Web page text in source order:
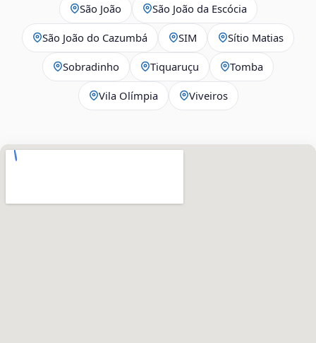
São João São João da Escócia
São João do Cazumbá SIM Sítio Matias
Sobradinho Tiquaruçu Tomba
Vila Olímpia Viveiros